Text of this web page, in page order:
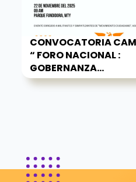
CONVOCATORIA
“ FORO NACIONAL :
GOBERNANZA...